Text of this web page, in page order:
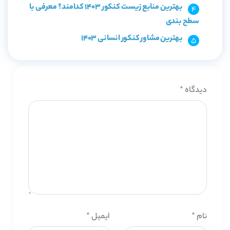
بهترین منابع زیست کنکور 1403 کدامند؟ معرفی با
سطح بندی
بهترین مشاور کنکور انسانی 1403
دیدگاه *
نام * ایمیل*